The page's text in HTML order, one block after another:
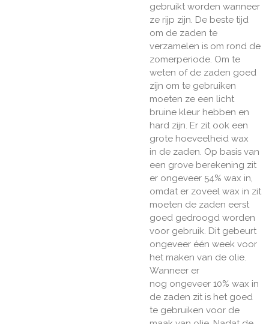
gebruikt worden wanneer
ze rijp zijn. De beste tijd
om de zaden te
verzamelen is om rond de
zomerperiode. Om te
weten of de zaden goed
zijn om te gebruiken
moeten ze een licht
bruine kleur hebben en
hard zijn. Er zit ook een
grote hoeveelheid wax
in de zaden. Op basis van
een grove berekening zit
er ongeveer 54% wax in,
omdat er zoveel wax in zit
moeten de zaden eerst
goed gedroogd worden
voor gebruik. Dit gebeurt
ongeveer één week voor
het maken van de olie.
Wanneer er
nog ongeveer 10% wax in
de zaden zit is het goed
te gebruiken voor de